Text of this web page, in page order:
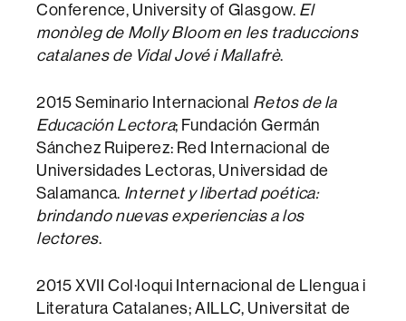
Conference, University of Glasgow. El
monòleg de Molly Bloom en les traduccions
catalanes de Vidal Jové i Mallafrè.
2015 Seminario Internacional Retos de la
Educación Lectora; Fundación Germán
Sánchez Ruiperez: Red Internacional de
Universidades Lectoras, Universidad de
Salamanca. Internet y libertad poética:
brindando nuevas experiencias a los
lectores.
2015 XVII Col·loqui Internacional de Llengua i
Literatura Catalanes; AILLC, Universitat de